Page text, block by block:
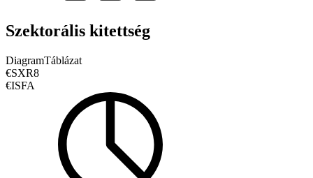
Szektorális kitettség
DiagramTáblázat
€SXR8
€ISFA